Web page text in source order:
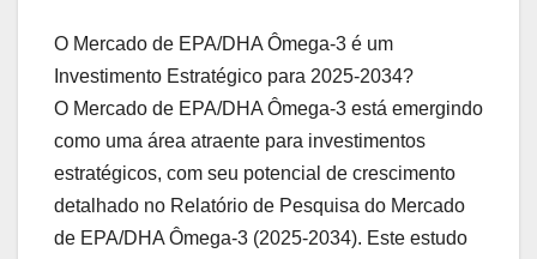
O Mercado de EPA/DHA Ômega-3 é um
Investimento Estratégico para 2025-2034?
O Mercado de EPA/DHA Ômega-3 está emergindo
como uma área atraente para investimentos
estratégicos, com seu potencial de crescimento
detalhado no Relatório de Pesquisa do Mercado
de EPA/DHA Ômega-3 (2025-2034). Este estudo